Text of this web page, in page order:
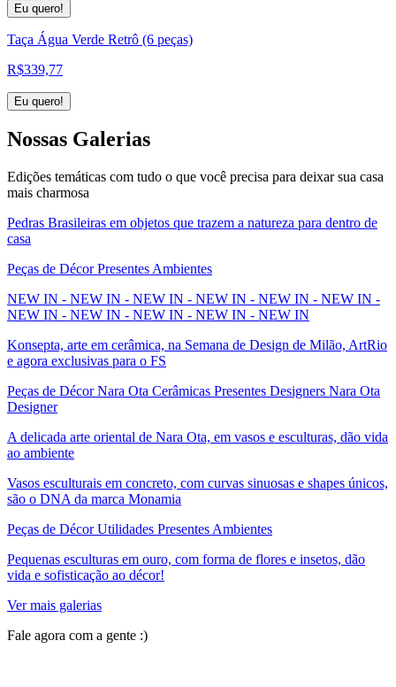
Eu quero!
Taça Água Verde Retrô (6 peças)
R$339,77
Eu quero!
Nossas Galerias
Edições temáticas com tudo o que você precisa para deixar sua casa
mais charmosa
Pedras Brasileiras em objetos que trazem a natureza para dentro de
casa
Peças de Décor Presentes Ambientes
NEW IN - NEW IN - NEW IN - NEW IN - NEW IN - NEW IN -
NEW IN - NEW IN - NEW IN - NEW IN - NEW IN
Konsepta, arte em cerâmica, na Semana de Design de Milão, ArtRio
e agora exclusivas para o FS
Peças de Décor Nara Ota Cerâmicas Presentes Designers Nara Ota
Designer
A delicada arte oriental de Nara Ota, em vasos e esculturas, dão vida
ao ambiente
Vasos esculturais em concreto, com curvas sinuosas e shapes únicos,
são o DNA da marca Monamia
Peças de Décor Utilidades Presentes Ambientes
Pequenas esculturas em ouro, com forma de flores e insetos, dão
vida e sofisticação ao décor!
Ver mais galerias
Fale agora com a gente :)